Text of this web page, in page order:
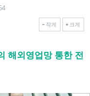
작게 크게
해외영업망 통한 전